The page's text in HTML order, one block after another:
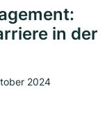
in der
2024